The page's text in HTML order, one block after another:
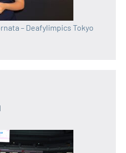
– Deafylimpics Tokyo